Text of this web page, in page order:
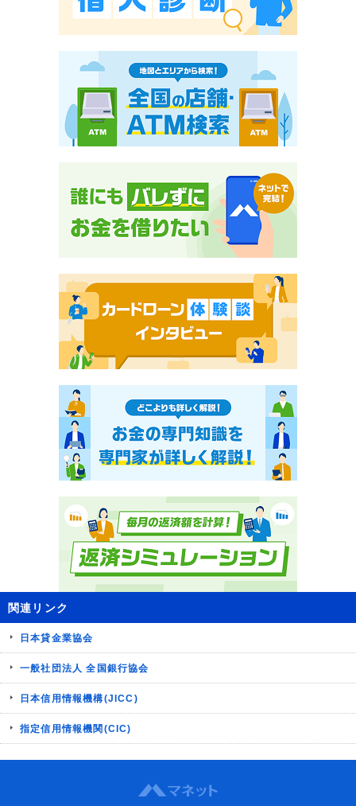
関連リンク
日本貸金業協会
一般社団法人 全国銀行協会
日本信用情報機構(JICC)
指定信用情報機関(CIC)